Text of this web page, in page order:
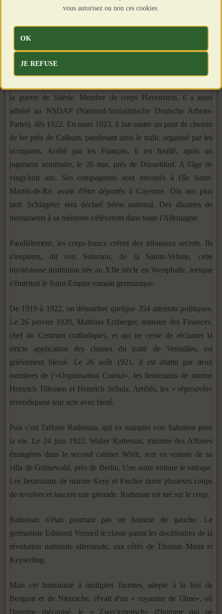
mousse au col de la chope de bière.»
la guerre de Silésie. Membre du corps Havenstein, il a aussi
adhéré au NSDAP (National-Sozialistische Deutsche Arbeits-
Partei), dès 1922. En mars 1923, il fait sauter un pont de chemin
de fer près de Calkum, paralysant ainsi le trafic organisé par les
occupants. Arrêté par les Français, il est fusillé, après un
jugement sommaire, le 26 mai, près de Düsseldorf. A l'âge de
vingt-huit ans. Ses compagnons sont envoyés à l'île Saint-
Martin-de-Ré, avant d'être déportés à Cayenne. Dix ans plus
tard. Schlageter sera déclaré héros national. Des dizaines de
monuments à sa mémoire s'élèveront dans toute l'Allemagne.
Parallèlement, les corps-francs créent des tribunaux secrets. Ils
s'inspirent, dit von Salomon, de la Sainte-Vehme, cette
mystérieuse institution née au XIIe siècle en Westphalie, lorsque
s'émiettait le Saint-Empire romain germanique.
De 1919 à 1922, on dénombre quelque 354 attentats politiques.
Le 26 janvier 1920, Matthias Erzberger, ministre des Finances,
chef du Centrum (catholique), et qui ne cesse de réclamer la
stricte application des clauses du traité de Versailles, est
grièvement blessé. Le 26 août 1921, il est abattu par deux
membres de ('«Organisation Consul», les lieutenants de marine
Heinrich Tillessen et Heinrich Schulz. Arrêtés, les « réprouvés»
revendiquent leur acte avec fierté.
Puis c'est l'affaire Rathenau, qui va marquer von Salomon pour
la vie. Le 24 juin 1922, Walter Rathenau, ministre des Affaires
étrangères dans le second cabinet Wirth, sort en voiture de sa
villa de Grünewald, près de Berlin. Une autre voiture le rattrape.
Les lieutenants de marine Kern et Fischer tirent plusieurs coups
de revolver et lancent une grenade. Rathenau est tué sur le coup.
Rathenau n'était pourtant pas un homme de gauche. Le
germaniste Edmond Vermeil le classe parmi les doctrinaires de la
révolution nationale allemande, aux côtés de Thomas Mann et
Keyserling.
Mais cet humaniste à multiples facettes, adepte à la fois de
Bergson et de Nietzsche, rêvait d'un « royaume de l'âme», où
l'homme mécanisé, le « Zweckmensch» (l'homme qui ne
vous autorisez ou non ces cookies.
OK
JE REFUSE